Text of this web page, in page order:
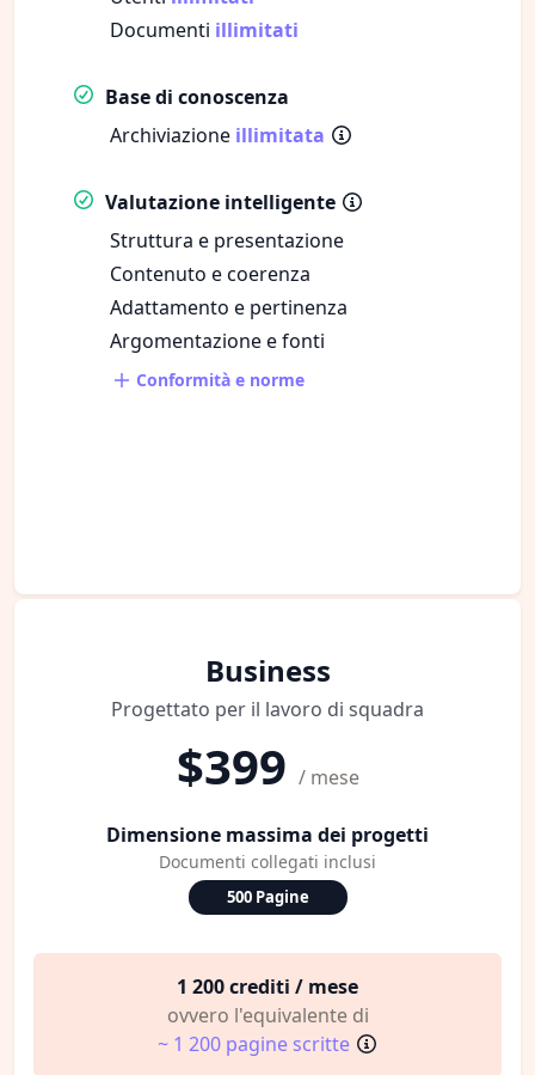
Documenti illimitati
Base di conoscenza
Archiviazione illimitata
Valutazione intelligente
Struttura e presentazione
Contenuto e coerenza
Adattamento e pertinenza
Argomentazione e fonti
Conformità e norme
Business
Progettato per il lavoro di squadra
$399 / mese
Dimensione massima dei progetti
Documenti collegati inclusi
500 Pagine
1 200 crediti / mese
ovvero l'equivalente di
~ 1 200 pagine scritte